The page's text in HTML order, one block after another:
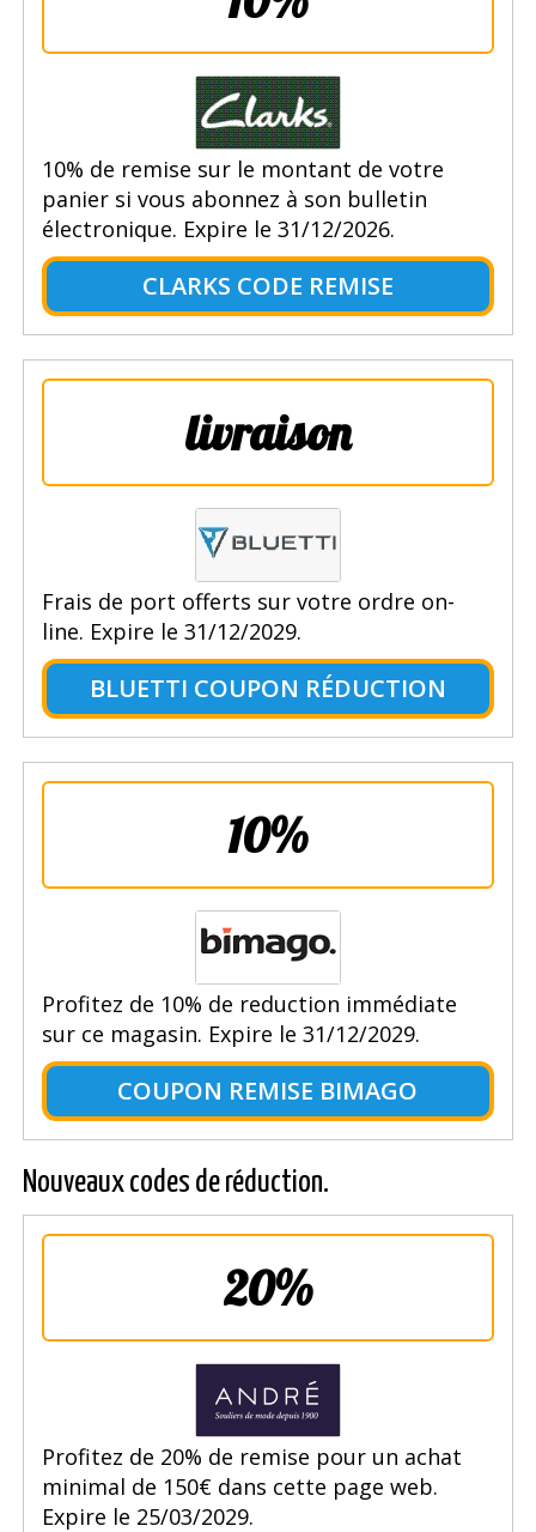
10% de remise sur le montant de votre
panier si vous abonnez à son bulletin
électronique. Expire le 31/12/2026.
CLARKS CODE REMISE
livraison
Frais de port offerts sur votre ordre on-
line. Expire le 31/12/2029.
BLUETTI COUPON RÉDUCTION
10%
Profitez de 10% de reduction immédiate
sur ce magasin. Expire le 31/12/2029.
COUPON REMISE BIMAGO
Nouveaux codes de réduction.
20%
Profitez de 20% de remise pour un achat
minimal de 150€ dans cette page web.
Expire le 25/03/2029.